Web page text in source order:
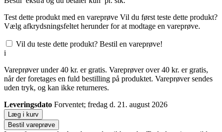
Test dette produkt med en vareprøve Vil du først teste dette produkt?
Vælg afkrydsningsfeltet herunder for at modtage en vareprøve.
Vil du teste dette produkt? Bestil en vareprøve!
i
Vareprøver under 40 kr. er gratis. Vareprøver over 40 kr. er gratis,
når der foretages en fuld bestilling på produktet. Vareprøver sendes
uden tryk, og kan ikke returneres.
Leveringsdato Forventet; fredag d. 21. august 2026
Læg i kurv
Bestil vareprøve